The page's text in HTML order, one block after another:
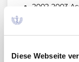
Diese Webseite
2002-2003